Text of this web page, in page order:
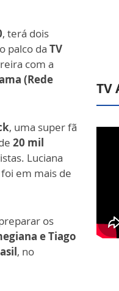
, terá dois
palco da TV
com a
(Rede
, uma super fã
20 mil
Luciana
em mais de
os
e Tiago
, no
TV